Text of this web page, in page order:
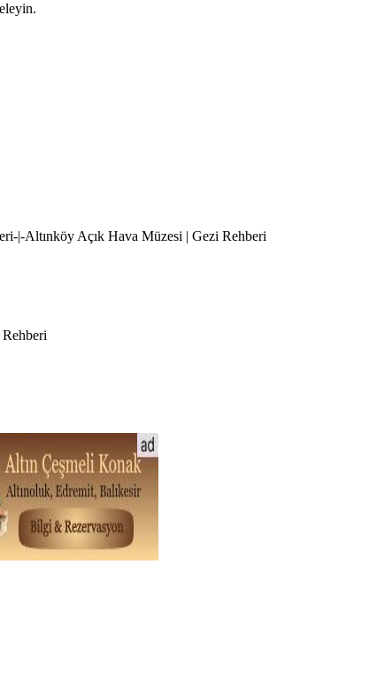
|-Altınköy Açık Hava Müzesi | Gezi Rehberi